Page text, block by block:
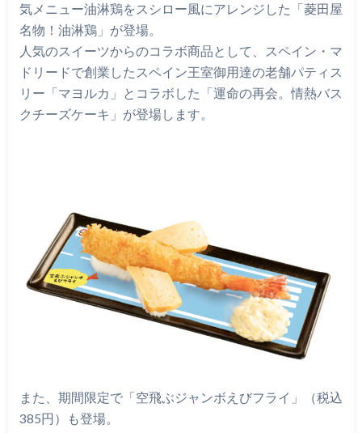
気メニュー油淋鶏をスシロー風にアレンジした「菱田屋
名物！油淋鶏」が登場。
人気のスイーツからのコラボ商品として、スペイン・マ
ドリードで創業したスペイン王室御用達の老舗パティス
リー「マヨルカ」とコラボした「運命の再会。情熱バス
クチーズケーキ」が登場します。
また、期間限定で「空飛ぶジャンボえびフライ」（税込
385円）も登場。